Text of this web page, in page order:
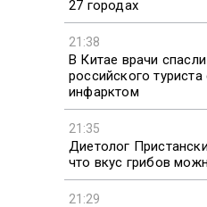
27 городах
21:38
В Китае врачи спасли
российского
инфарктом
21:35
Диетолог
что вкус грибов
21:29